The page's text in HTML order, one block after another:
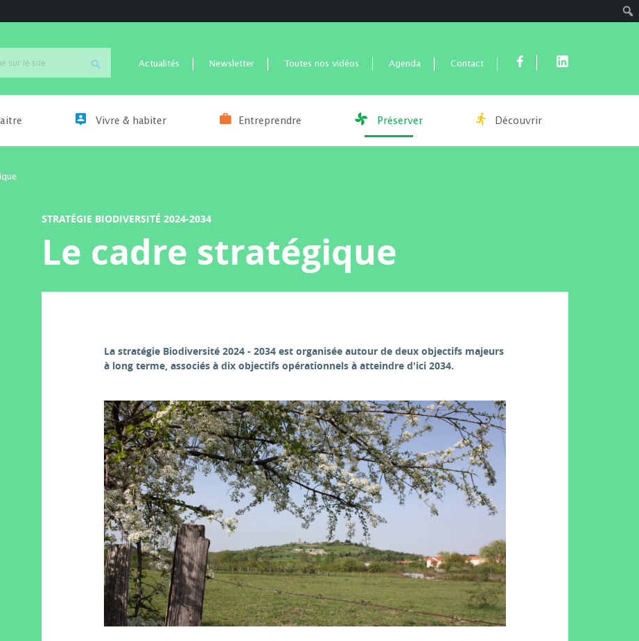
Actualités Newsletter Toutes nos vidéos Agenda Contact
Vivre & habiter Entreprendre Préserver Découvrir
STRATÉGIE BIODIVERSITÉ 2024-2034
Le cadre stratégique
La stratégie Biodiversité 2024 - 2034 est organisée autour de deux objectifs majeurs
à long terme, associés à dix objectifs opérationnels à atteindre d'ici 2034.